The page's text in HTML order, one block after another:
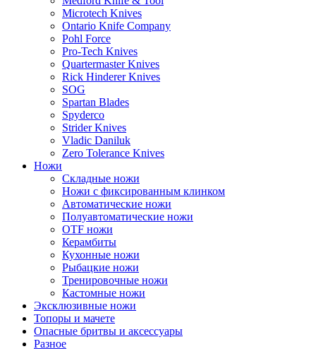
Microtech Knives
Ontario Knife Company
Pohl Force
Pro-Tech Knives
Quartermaster Knives
Rick Hinderer Knives
SOG
Spartan Blades
Spyderco
Strider Knives
Vladic Daniluk
Zero Tolerance Knives
Ножи
Складные ножи
Ножи с фиксированным клинком
Автоматические ножи
Полуавтоматические ножи
OTF ножи
Керамбиты
Кухонные ножи
Рыбацкие ножи
Тренировочные ножи
Кастомные ножи
Эксклюзивные ножи
Топоры и мачете
Опасные бритвы и аксессуары
Разное